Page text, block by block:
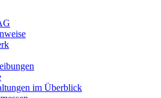
im Überblick